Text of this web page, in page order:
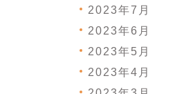
2023年7月
2023年6月
2023年5月
2023年4月